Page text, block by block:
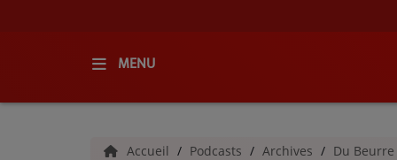
MENU
Accueil Podcasts Archives Du